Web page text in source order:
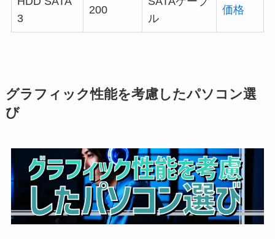
3
200
ル
価格
グラフィック性能を考慮したパソコン選
び